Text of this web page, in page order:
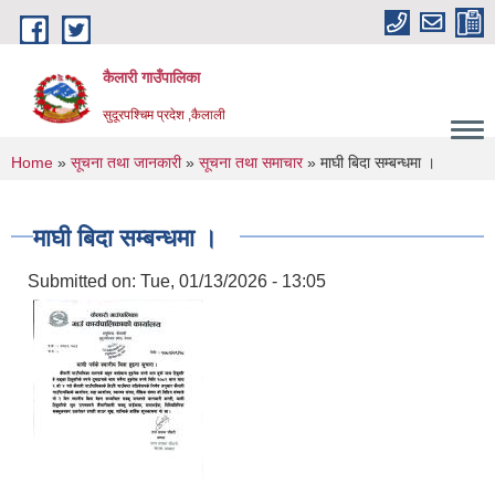
Skip to main content
कैलारी गाउँपालिका
सुदूरपश्चिम प्रदेश ,कैलाली
You are here
Home » सूचना तथा जानकारी» सूचना तथा समाचार» माघी बिदा सम्बन्धमा ।
माघी बिदा सम्बन्धमा ।
Submitted on: Tue, 01/13/2026 - 13:05